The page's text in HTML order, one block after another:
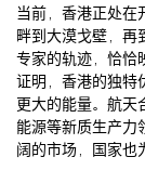
当前，香港正处在
畔到大漠戈壁，
专家的轨迹，恰恰
证明，香港的独特
更大的能量。航天
能源等新质生产力
阔的市场，国家也